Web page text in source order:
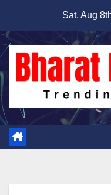
content
Sat. Aug